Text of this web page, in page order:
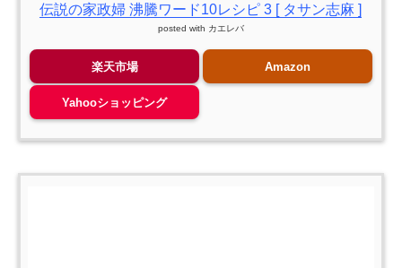
伝説の家政婦 沸騰ワード10レシピ 3 [ タサン志麻 ]
posted with カエレバ
楽天市場 Amazon
Yahooショッピング